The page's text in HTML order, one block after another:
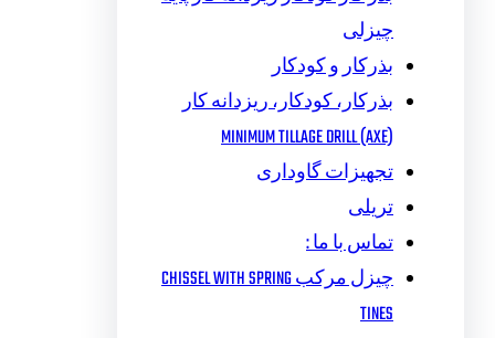
چیزلی
بذرکار و کودکار
بذرکار، کودکار، ریزدانه کار
MINIMUM TILLAGE DRILL (AXE)
تجهیزات گاوداری
تریلی
تماس با ما :
چیزل مرکب CHISSEL WITH SPRING
TINES